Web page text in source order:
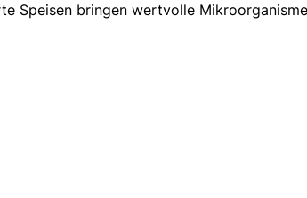
Speisen bringen wertvolle